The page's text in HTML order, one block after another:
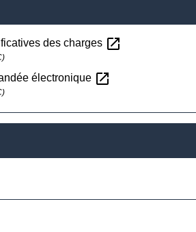
des charges open_in_new
électronique open_in_new